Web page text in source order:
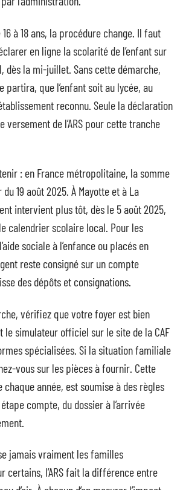
à 18 ans, la procédure change. Il faut
en ligne la scolarité de l’enfant sur
dès la mi-juillet. Sans cette démarche,
partira, que l’enfant soit au lycée, au
reconnu. Seule la déclaration
versement de l’ARS pour cette tranche
: en France métropolitaine, la somme
19 août 2025. À Mayotte et à La
intervient plus tôt, dès le 5 août 2025,
calendrier scolaire local. Pour les
sociale à l’enfance ou placés en
reste consigné sur un compte
des dépôts et consignations.
vérifiez que votre foyer est bien
le simulateur officiel sur le site de la CAF
spécialisées. Si la situation familiale
vous sur les pièces à fournir. Cette
année, est soumise à des règles
compte, du dossier à l’arrivée
jamais vraiment les familles
certains, l’ARS fait la différence entre